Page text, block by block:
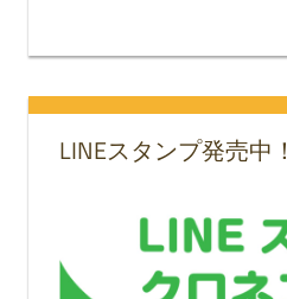
LINEスタンプ発売中！